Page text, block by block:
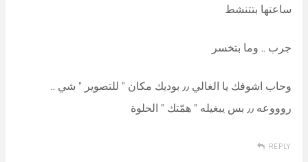
ساعتها بتتنشط
جرب .. وما بتخسر
وحاب اشوفك يا الغالي ٫٫ بوديك مكان ” للتصوير ” شي ..
روووعه ٫٫ بس يبغيله ” همّتك ” الحلوة
REPLY